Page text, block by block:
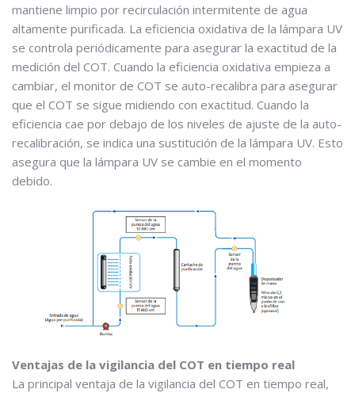
mantiene limpio por recirculación intermitente de agua
altamente purificada. La eficiencia oxidativa de la lámpara UV
se controla periódicamente para asegurar la exactitud de la
medición del COT. Cuando la eficiencia oxidativa empieza a
cambiar, el monitor de COT se auto-recalibra para asegurar
que el COT se sigue midiendo con exactitud. Cuando la
eficiencia cae por debajo de los niveles de ajuste de la auto-
recalibración, se indica una sustitución de la lámpara UV. Esto
asegura que la lámpara UV se cambie en el momento
debido.
Ventajas de la vigilancia del COT en tiempo real
La principal ventaja de la vigilancia del COT en tiempo real,